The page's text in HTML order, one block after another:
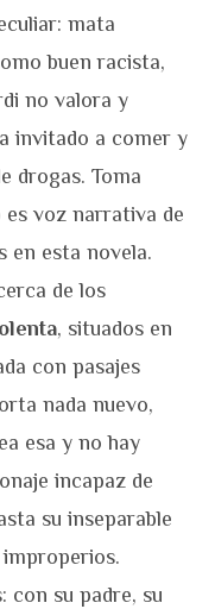
mata
buen racista,
no valora y
invitado a comer y
drogas. Toma
voz narrativa de
en esta novela.
de los
, situados en
con pasajes
nada nuevo,
esa y no hay
incapaz de
su inseparable
con su padre, su